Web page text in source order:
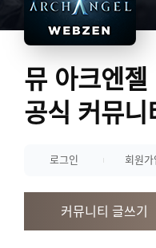
뮤 아크엔젤
공식 커뮤니
로그인 회원가
커뮤니티 글쓰기